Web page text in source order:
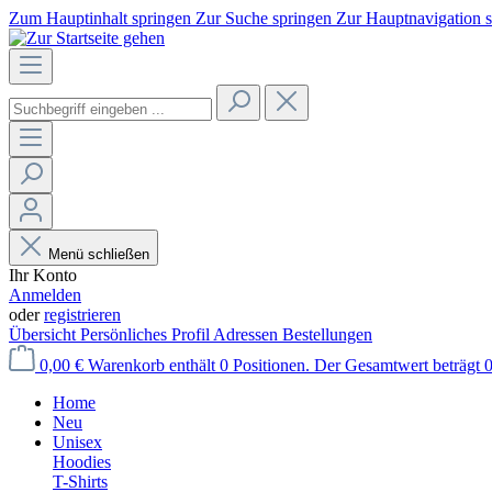
Zum Hauptinhalt springen Zur Suche springen Zur Hauptnavigation
Menü schließen
Ihr Konto
Anmelden
oderregistrieren
Übersicht Persönliches Profil Adressen Bestellungen
0,00 € Warenkorb enthält 0 Positionen. Der Gesamtwert beträgt
Home
Neu
Unisex
Hoodies
T-Shirts